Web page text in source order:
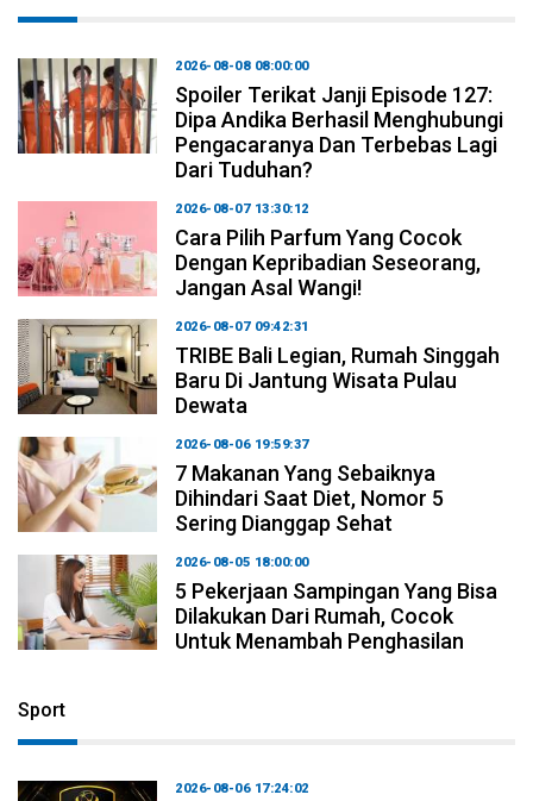
2026-08-08 08:00:00
Spoiler Terikat Janji Episode 127:
Dipa Andika Berhasil Menghubungi
Pengacaranya Dan Terbebas Lagi
Dari Tuduhan?
2026-08-07 13:30:12
Cara Pilih Parfum Yang Cocok
Dengan Kepribadian Seseorang,
Jangan Asal Wangi!
2026-08-07 09:42:31
TRIBE Bali Legian, Rumah Singgah
Baru Di Jantung Wisata Pulau
Dewata
2026-08-06 19:59:37
7 Makanan Yang Sebaiknya
Dihindari Saat Diet, Nomor 5
Sering Dianggap Sehat
2026-08-05 18:00:00
5 Pekerjaan Sampingan Yang Bisa
Dilakukan Dari Rumah, Cocok
Untuk Menambah Penghasilan
Sport
2026-08-06 17:24:02